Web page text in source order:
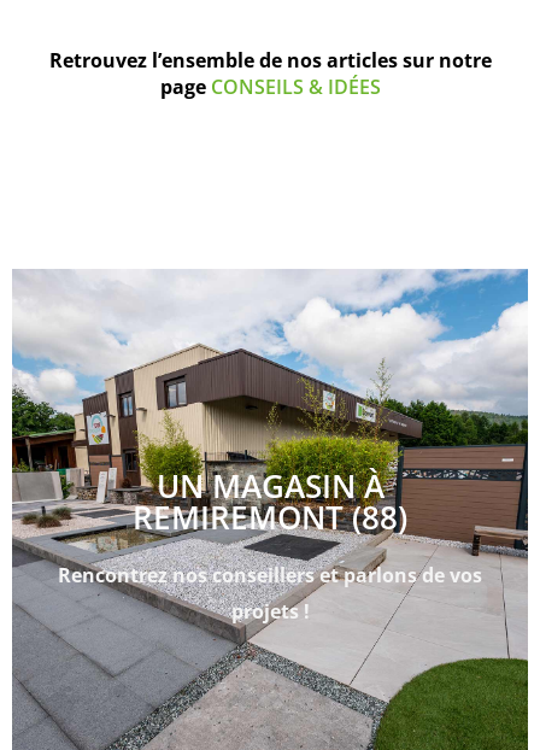
Retrouvez l’ensemble de nos articles sur notre
page CONSEILS & IDÉES
UN MAGASIN À
REMIREMONT (88)
Rencontrez nos conseillers et parlons de vos
projets !